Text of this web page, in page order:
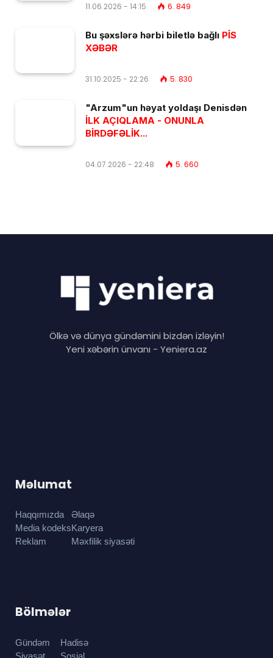
11.06.2026 - 14:15 6. 849
Bu şəxslərə hərbi biletlə bağlı PİS
XƏBƏR
31.10.2025 - 22:26 5. 830
"Arzum"un həyat yoldaşı Denisdən
İLK AÇIQLAMA - ONUNLA
BİRDƏFƏLİK...
04.07.2026 - 22:48 5. 660
Ölkə və dünya gündəmini bizdən izləyin!
Yeni xəbərin ünvanı - Yeniera.az
Məlumat
Haqqımızda
Media kodeks
Reklam
Əlaqə
Karyera
Məxfilik siyasəti
Bölmələr
Gündəm
Siyasət
Hadisə
Sosial